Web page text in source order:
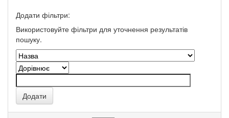
Додати фільтри:
Використовуйте фільтри для уточнення результатів
пошуку.